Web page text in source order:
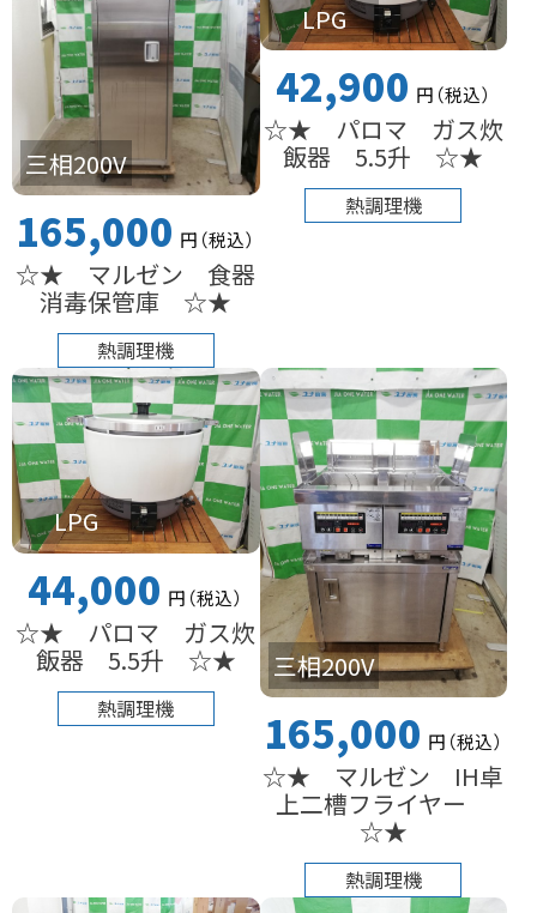
三相200V
165,000 円（税込）
☆★ マルゼン 食器
消毒保管庫 ☆★
熱調理機
LPG
42,900 円（税込）
☆★ パロマ ガス炊
飯器 5.5升 ☆★
熱調理機
LPG
44,000 円（税込）
☆★ パロマ ガス炊
飯器 5.5升 ☆★
熱調理機
三相200V
165,000 円（税込）
☆★ マルゼン IH卓
上二槽フライヤー
☆★
熱調理機